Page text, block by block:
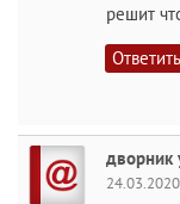
решит
Ответить
дворник